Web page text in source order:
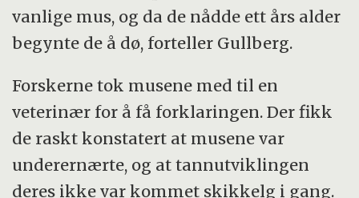
vanlige mus, og da de nådde ett års alder
begynte de å dø, forteller Gullberg.
Forskerne tok musene med til en
veterinær for å få forklaringen. Der fikk
de raskt konstatert at musene var
underernærte, og at tannutviklingen
deres ikke var kommet skikkelg i gang.